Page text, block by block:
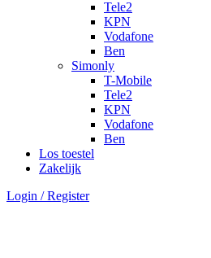
Tele2
KPN
Vodafone
Ben
Simonly
T-Mobile
Tele2
KPN
Vodafone
Ben
Los toestel
Zakelijk
Login / Register